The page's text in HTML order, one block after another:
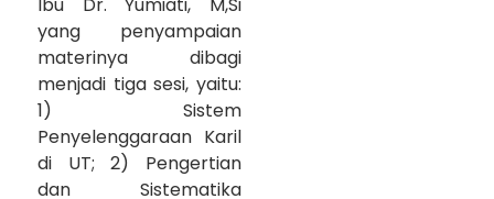
yang penyampaian
materinya dibagi
menjadi tiga sesi, yaitu:
1) Sistem
Penyelenggaraan Karil
di UT; 2) Pengertian
dan Sistematika